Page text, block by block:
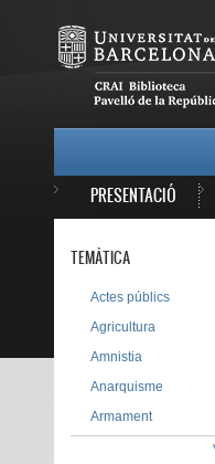
PRESENTACIÓ
TEMÀTICA
Actes públics
Agricultura
Amnistia
Anarquisme
Armament